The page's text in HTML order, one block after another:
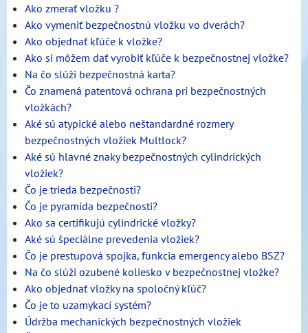
Ako zmerať vložku ?
Ako vymeniť bezpečnostnú vložku vo dverách?
Ako objednať kľúče k vložke?
Ako si môžem dať vyrobiť kľúče k bezpečnostnej vložke?
Na čo slúži bezpečnostná karta?
Čo znamená patentová ochrana pri bezpečnostných
vložkách?
Aké sú atypické alebo neštandardné rozmery
bezpečnostných vložiek Multlock?
Aké sú hlavné znaky bezpečnostných cylindrických
vložiek?
Čo je trieda bezpečnosti?
Čo je pyramída bezpečnosti?
Ako sa certifikujú cylindrické vložky?
Aké sú špeciálne prevedenia vložiek?
Čo je prestupová spojka, funkcia emergency alebo BSZ?
Na čo slúži ozubené koliesko v bezpečnostnej vložke?
Ako objednať vložky na spoločný kľúč?
Čo je to uzamykací systém?
Údržba mechanických bezpečnostných vložiek